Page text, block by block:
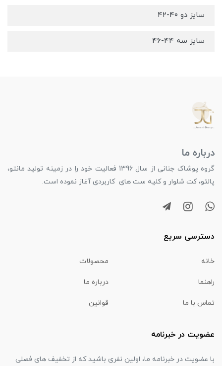
سایز دو ۴۰-۴۲
سایز سه ۴۴-۴۶
درباره ما
گروه پوشاک جنانی از سال 1396 فعالیت خود را در زمینه تولید مانتو،
پالتو، کت شلوار و کلیه ست های کاربردی آغاز نموده است.
دسترسی سریع
خانه محصولات
راهنما درباره ما
تماس با ما قوانین
عضویت در خبرنامه
با عضویت در خبرنامه ما، اولین نفری باشید که از تخفیف های فصلی